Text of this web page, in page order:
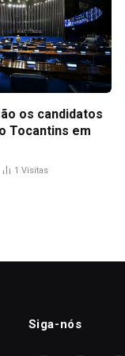
os candidatos
Tocantins em
1 Visitas
Siga-nós